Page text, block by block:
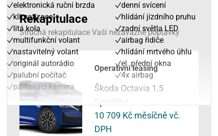
elektronická ruční brzda
klimatizace
litá kola
multifunkční volant
nastavitelný volant
originál autorádio
palubní počítač
parkovací kamera
denní svícení
hlídání jízdního pruhu
zadní světla LED
airbag řidiče
hlídání mrtvého úhlu
el. přední okna
4x airbag
Rekapitulace
Stručná rekapitulace Vaší nezávazné poptávky
Operativní leasing
Škoda Octavia 1,5
Sportline
10 709 Kčměsíčně vč.
DPH